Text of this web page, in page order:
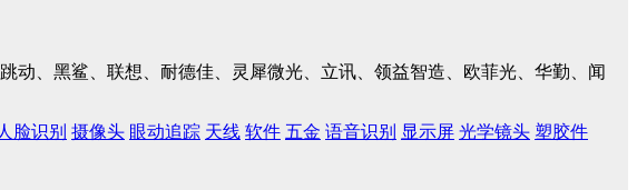
动、黑鲨、联想、耐德佳、灵犀微光、立讯、领益智造、欧菲光、华勤、闻
人脸识别 摄像头 眼动追踪 天线 软件 五金 语音识别 显示屏 光学镜头 塑胶件